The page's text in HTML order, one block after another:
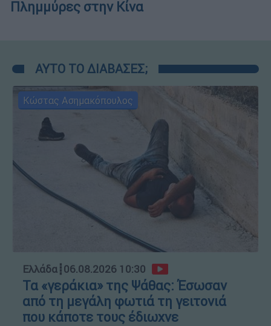
Πλημμύρες στην Κίνα
ΑΥΤΟ ΤΟ ΔΙΑΒΑΣΕΣ;
Κώστας Ασημακόπουλος
Ελλάδα┋06.08.2026 10:30
Τα «γεράκια» της Ψάθας: Έσωσαν
από τη μεγάλη φωτιά τη γειτονιά
που κάποτε τους έδιωχνε